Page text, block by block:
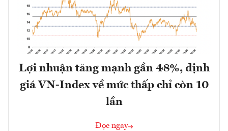
Lợi nhuận tăng mạnh gần 48%, định
giá VN-Index về mức thấp chỉ còn 10
lần
Đọc ngay